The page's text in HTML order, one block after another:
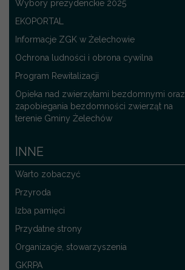
Wybory prezydenckie 2025
EKOPORTAL
Informacje ZGK w Żelechowie
Ochrona ludności i obrona cywilna
Program Rewitalizacji
Opieka nad zwierzętami bezdomnymi oraz
zapobiegania bezdomności zwierząt na
terenie Gminy Żelechów
INNE
Warto zobaczyć
Przyroda
Izba pamięci
Przydatne strony
Organizacje, stowarzyszenia
GKRPA